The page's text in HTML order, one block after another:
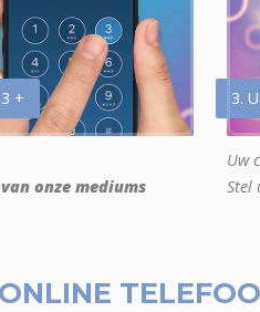
+
onze mediums
3.
Uw
Stel
ONLINE